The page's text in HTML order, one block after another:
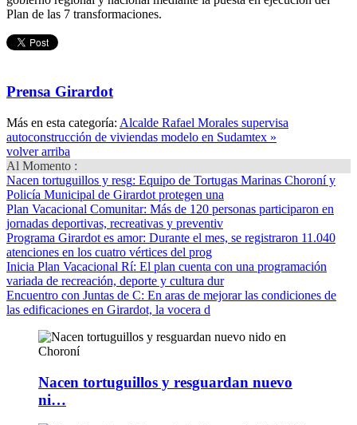
Plan de las 7 transformaciones.
Prensa Girardot
Más en esta categoría: Alcalde Rafael Morales supervisa
autoconstrucción de viviendas modelo en Sudamtex »
volver arriba
Al Momento :
Nacen tortuguillos y resg: Equipo de Tortugas Marinas Choroní y
Policía Municipal de Girardot protegen una
Plan Vacacional Comunitar: Más de 120 personas participaron en
jornadas deportivas, recreativas y preventiv
Programa Girardot es amor: Durante el mes, se registraron 11.040
atenciones en los cuatro vértices del prog
Inicia Plan Vacacional Rí: El plan cuenta con una programación
variada de recreación, deporte y cultura dur
Encuentro con Juntas de C: En aras de mejorar las condiciones de
las edificaciones en Girardot, la vocera d
Nacen tortuguillos y resguardan nuevo
ni…